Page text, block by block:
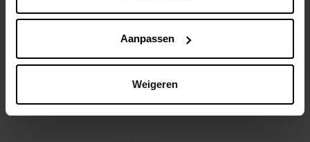
Aanpassen
Weigeren
Klantereview
Nog iets vergeten ?